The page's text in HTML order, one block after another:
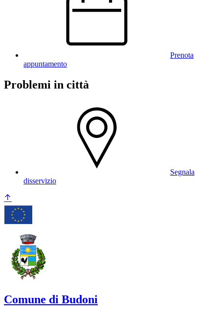
Prenota
appuntamento
Problemi in città
Segnala
disservizio
Comune di Budoni